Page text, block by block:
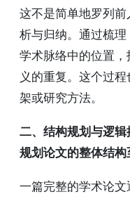
这不是简单地罗列
析与归纳。通过梳
学术脉络中的位置
义的重复。这个过
架或研究方法。
二、结构规划与逻
规划论文的整体结构
一篇完整的学术论